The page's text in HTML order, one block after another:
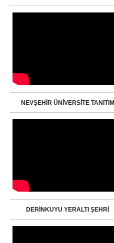
NEVŞEHİR ÜNİVERSİTE TANITIM
DERİNKUYU YERALTI ŞEHRİ